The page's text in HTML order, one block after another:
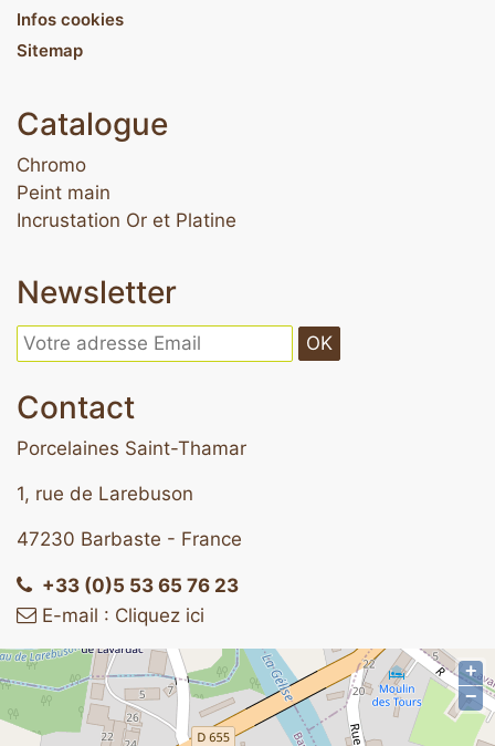
Infos cookies
Sitemap
Catalogue
Chromo
Peint main
Incrustation Or et Platine
Newsletter
OK
Contact
Porcelaines Saint-Thamar
1, rue de Larebuson
47230 Barbaste - France
+33 (0)5 53 65 76 23
E-mail : Cliquez ici
+
−